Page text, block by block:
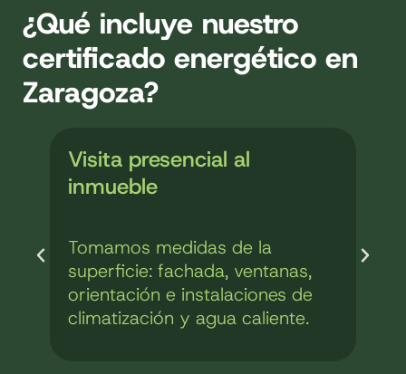
¿Qué incluye nuestro
certificado energético en
Zaragoza?
Visita presencial al
inmueble
Tomamos medidas de la
superficie: fachada, ventanas,
orientación e instalaciones de
climatización y agua caliente.